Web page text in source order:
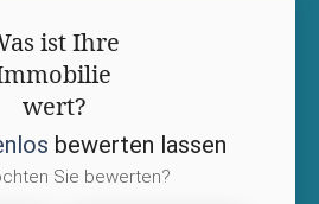
ist Ihre
wert?
bewerten lassen
Sie bewerten?